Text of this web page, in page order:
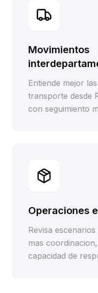
Movimientos
Entiende mejor
transporte desde
con seguimiento
Operaciones
Revisa
mas
capacidad de